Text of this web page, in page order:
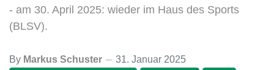
- am 30. April 2025: wieder im Haus des Sports
(BLSV).
By Markus Schuster 31. Januar 2025